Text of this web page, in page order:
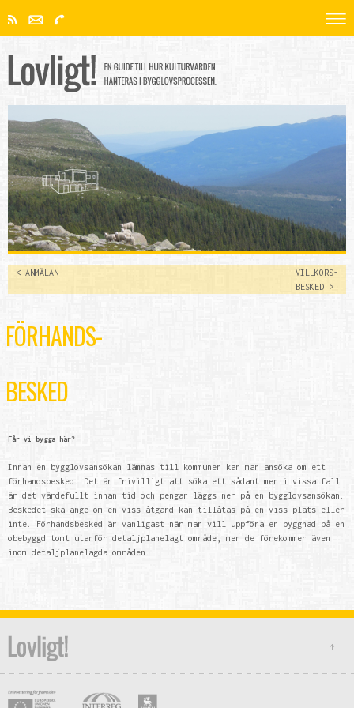
VILLKORS-
BESKED >
< ANMÄLAN
FÖRHANDS-
BESKED
Får vi bygga här?
Innan en bygglovsansökan lämnas till kommunen kan man ansöka om ett
förhandsbesked. Det är frivilligt att söka ett sådant men i vissa fall
är det värdefullt innan tid och pengar läggs ner på en bygglovsansökan.
Beskedet ska ange om en viss åtgärd kan tillåtas på en viss plats eller
inte. Förhandsbesked är vanligast när man vill uppföra en byggnad på en
obebyggd tomt utanför detaljplanelagt område, men de förekommer även
inom detaljplanelagda områden.
↑